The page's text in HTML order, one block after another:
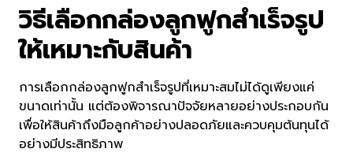
วิธีเลือกกล่องลูกฟูกสำเร็จรูป
ให้เหมาะกับสินค้า
การเลือกกล่องลูกฟูกสำเร็จรูปที่เหมาะสมไม่ได้ดูเพียงแค่
ขนาดเท่านั้น แต่ต้องพิจารณาปัจจัยหลายอย่างประกอบกัน
เพื่อให้สินค้าถึงมือลูกค้าอย่างปลอดภัยและควบคุมต้นทุนได้
อย่างมีประสิทธิภาพ